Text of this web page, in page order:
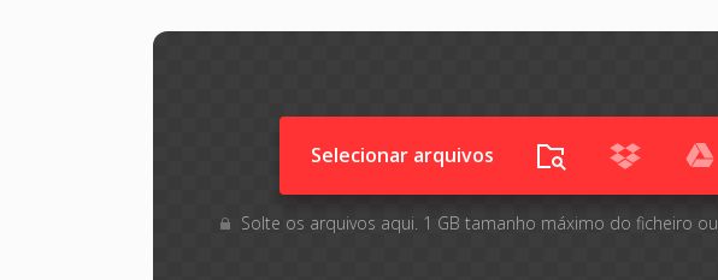
Selecionar arquivos
Solte os arquivos aqui. 1 GB tamanho máximo do ficheiro ou